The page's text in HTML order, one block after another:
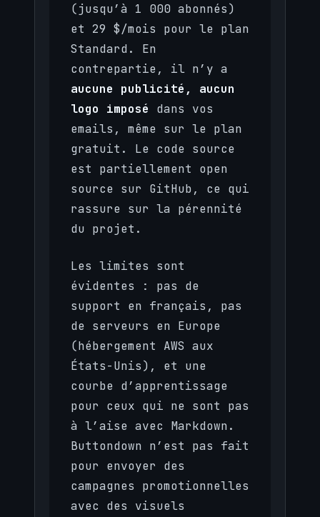
(jusqu’à 1 000 abonnés)
et 29 $/mois pour le plan
Standard. En
contrepartie, il n’y a
aucune publicité, aucun
logo imposé dans vos
emails, même sur le plan
gratuit. Le code source
est partiellement open
source sur GitHub, ce qui
rassure sur la pérennité
du projet.
Les limites sont
évidentes : pas de
support en français, pas
de serveurs en Europe
(hébergement AWS aux
États-Unis), et une
courbe d’apprentissage
pour ceux qui ne sont pas
à l’aise avec Markdown.
Buttondown n’est pas fait
pour envoyer des
campagnes promotionnelles
avec des visuels